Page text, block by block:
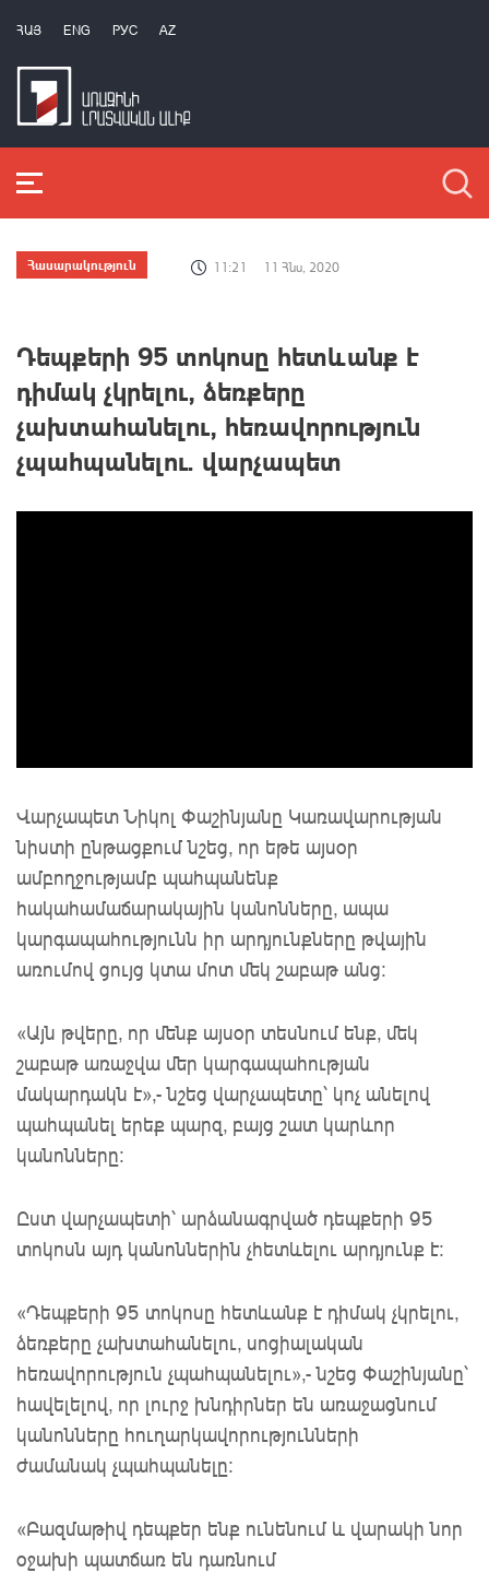
ՀԱՅ ENG РУС AZ
Հասարակություն 11:21 11 Հնս, 2020
Դեպքերի 95 տոկոսը հետևանք է
դիմակ չկրելու, ձեռքերը
չախտահանելու, հեռավորություն
չպահպանելու. վարչապետ
Վարչապետ Նիկոլ Փաշինյանը Կառավարության
նիստի ընթացքում նշեց, որ եթե այսօր
ամբողջությամբ պահպանենք
հակահամաճարակային կանոնները, ապա
կարգապահությունն իր արդյունքները թվային
առումով ցույց կտա մոտ մեկ շաբաթ անց:
«Այն թվերը, որ մենք այսօր տեսնում ենք, մեկ
շաբաթ առաջվա մեր կարգապահության
մակարդակն է»,- նշեց վարչապետը՝ կոչ անելով
պահպանել երեք պարզ, բայց շատ կարևոր
կանոնները:
Ըստ վարչապետի՝ արձանագրված դեպքերի 95
տոկոսն այդ կանոններին չհետևելու արդյունք է:
«Դեպքերի 95 տոկոսը հետևանք է դիմակ չկրելու,
ձեռքերը չախտահանելու, սոցիալական
հեռավորություն չպահպանելու»,- նշեց Փաշինյանը՝
հավելելով, որ լուրջ խնդիրներ են առաջացնում
կանոնները հուղարկավորությունների
ժամանակ չպահպանելը:
«Բազմաթիվ դեպքեր ենք ունենում և վարակի նոր
օջախի պատճառ են դառնում